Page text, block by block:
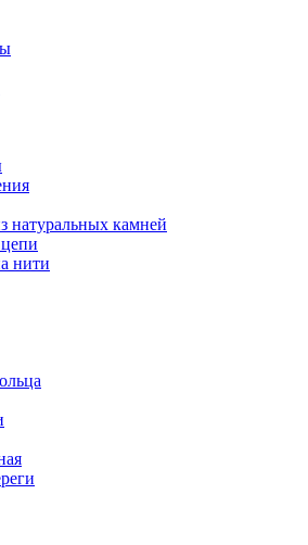
натуральных камней
нити